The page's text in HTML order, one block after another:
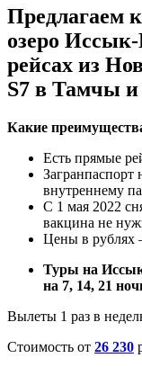
Предлагаем
озеро
рейсах из
S7 в Тамчы
Какие
Есть прямые
Загранпаспорт
внутреннему
С 1 мая 2022
вакцина не
Цены в рублях
Туры на
на 7, 14, 21
Вылеты 1 раз в
Стоимость от 26 230